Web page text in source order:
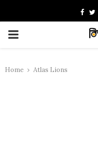
PRIMARY
Home Atlas Lions